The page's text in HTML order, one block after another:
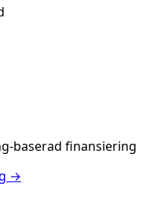
baserad finansiering
→